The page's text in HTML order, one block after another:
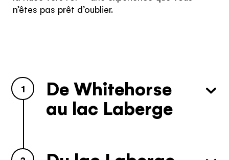
voyageur du
ensemble.
Le quiz n’a rien de magique, mais il vous
donnera les renseignements personnalisés qu’il
vous faut pour rendre votre voyage des plus
n’êtes pas prêt d’oublier.
1
De Whitehorse
au lac Laberge